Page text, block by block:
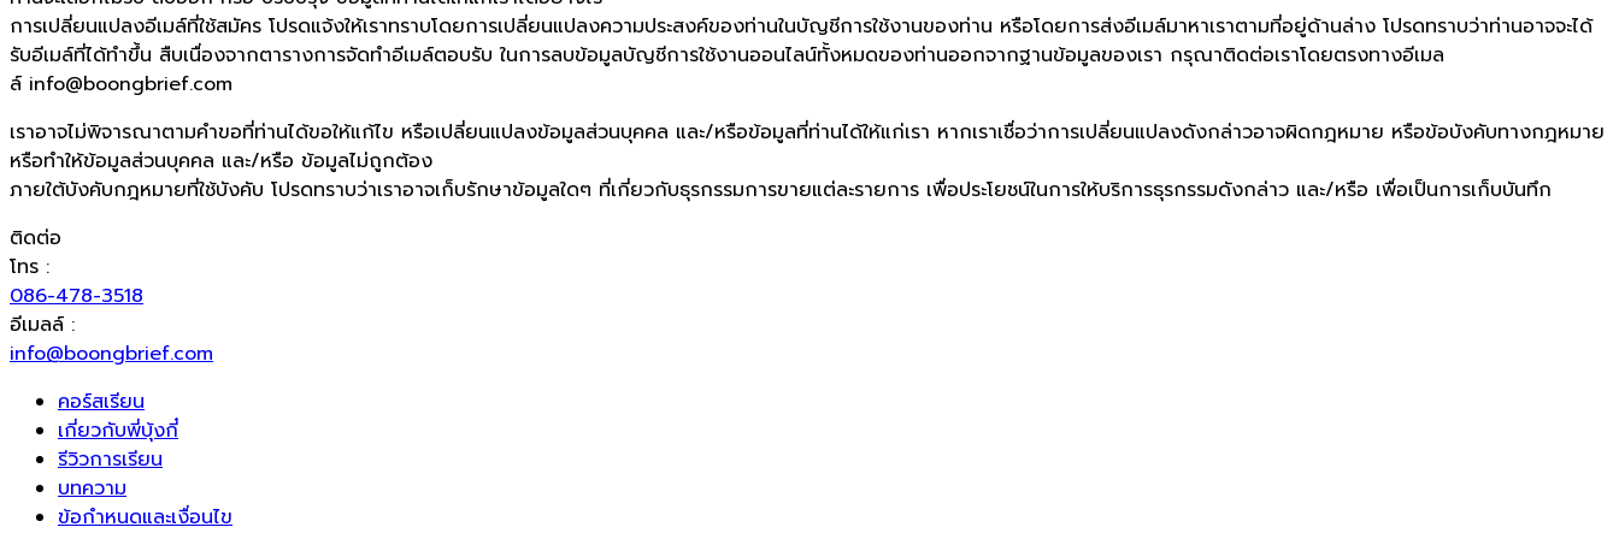
การเปลี่ยนแปลงอีเมล์ที่ใช้สมัคร โปรดแจ้งให้เราทราบโดยการเปลี่ยนแปลงความประสงค์ของท่านในบัญชีการใช้งานของท่าน หรือโดยการส่งอีเมล์มาหาเราตามที่อยู่ด้านล่าง โปรดทราบว่าท่านอาจจะได้
รับอีเมล์ที่ได้ทำขึ้น สืบเนื่องจากตารางการจัดทำอีเมล์ตอบรับ ในการลบข้อมูลบัญชีการใช้งานออนไลน์ทั้งหมดของท่านออกจากฐานข้อมูลของเรา กรุณาติดต่อเราโดยตรงทางอีเมล
ล์ info@boongbrief.com
เราอาจไม่พิจารณาตามคำขอที่ท่านได้ขอให้แก้ไข หรือเปลี่ยนแปลงข้อมูลส่วนบุคคล และ/หรือข้อมูลที่ท่านได้ให้แก่เรา หากเราเชื่อว่าการเปลี่ยนแปลงดังกล่าวอาจผิดกฎหมาย หรือข้อบังคับทางกฎหมาย
หรือทำให้ข้อมูลส่วนบุคคล และ/หรือ ข้อมูลไม่ถูกต้อง
ภายใต้บังคับกฎหมายที่ใช้บังคับ โปรดทราบว่าเราอาจเก็บรักษาข้อมูลใดๆ ที่เกี่ยวกับธุรกรรมการขายแต่ละรายการ เพื่อประโยชน์ในการให้บริการธุรกรรมดังกล่าว และ/หรือ เพื่อเป็นการเก็บบันทึก
ติดต่อ
โทร :
086-478-3518
อีเมลล์ :
info@boongbrief.com
คอร์สเรียน
เกี่ยวกับพี่บุ้งกี๋
รีวิวการเรียน
บทความ
ข้อกำหนดและเงื่อนไข